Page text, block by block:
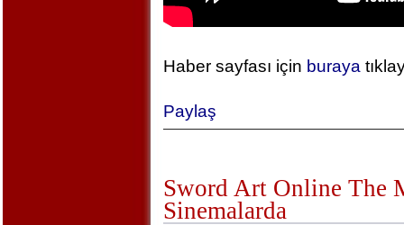
Haber sayfası için buraya
Paylaş
Sword Art Online The
Sinemalarda